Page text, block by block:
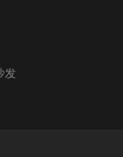
发